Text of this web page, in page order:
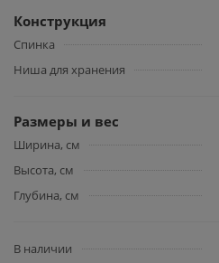
Конструкция
Спинка
Ниша для хранения
Размеры и вес
Ширина, см
Высота, см
Глубина, см
В наличии